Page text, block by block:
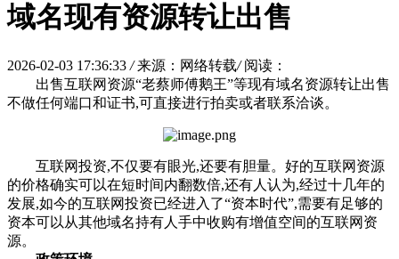
域名现有资源转让出售
2026-02-03 17:36:33 / 来源：网络转载/ 阅读：
出售互联网资源“老蔡师傅鹅王”等现有域名资源转让出售
不做任何端口和证书,可直接进行拍卖或者联系洽谈。
互联网投资,不仅要有眼光,还要有胆量。好的互联网资源
的价格确实可以在短时间内翻数倍,还有人认为,经过十几年的
发展,如今的互联网投资已经进入了“资本时代”,需要有足够的
资本可以从其他域名持有人手中收购有增值空间的互联网资
源。